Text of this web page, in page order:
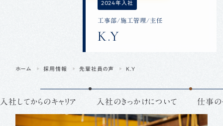
2024年入社
工事部/施工管理/主任
K.Y
ホーム 採用情報 先輩社員の声 K.Y
入社してからのキャリア 入社のきっかけについて 仕事の